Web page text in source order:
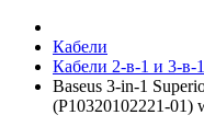
Кабели
Кабели 2-в-1 и 3-в-1
Baseus 3-in-1
(P10320102221-01)